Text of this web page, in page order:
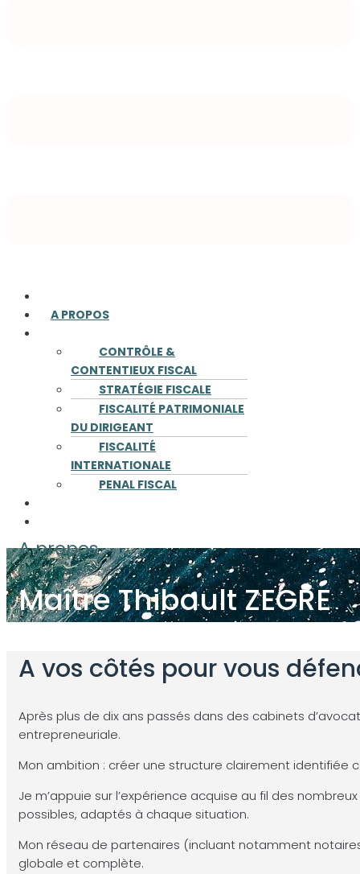
A PROPOS
CONTRÔLE &
CONTENTIEUX FISCAL
STRATÉGIE FISCALE
FISCALITÉ PATRIMONIALE
DU DIRIGEANT
FISCALITÉ
INTERNATIONALE
PENAL FISCAL
A propos
Maître Thibault ZEGRE
A vos côtés pour vous
Après plus de dix ans passés dans des cabinets
entrepreneuriale.
Mon ambition : créer une structure clairement identifiée
Je m’appuie sur l’expérience acquise au fil des
possibles, adaptés à chaque situation.
Mon réseau de partenaires (incluant notamment
globale et complète.